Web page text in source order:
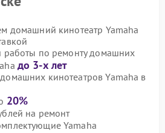
домашний кинотеатр Yamaha
работы по ремонту домашних
до 3-х лет
кинотеатров Yamaha в
20%
на ремонт
Yamaha